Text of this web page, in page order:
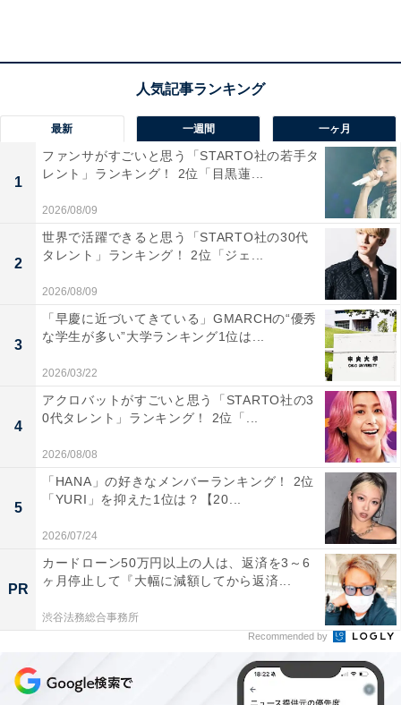
「展示されている400系新幹線を見てみたい」（20
代男性／佐賀県）
「雨でも関係ないし子供も楽しんで行けそうなの
で」（30代女性／埼玉県）
1位：トトロの森／63票
見事1位に輝いたのは、狭山丘陵に広がる豊かな自然ス
ポット「トトロの森」でした。梅雨の雨に濡れた木々や
最新 一週間 一ヶ月
1
ファンサがすごいと思う「STARTO社の若手タ
レント」ランキング！ 2位「目黒蓮...
2026/08/09
2
世界で活躍できると思う「STARTO社の30代
タレント」ランキング！ 2位「ジェ...
2026/08/09
3
「早慶に近づいてきている」GMARCHの“優秀
な学生が多い”大学ランキング1位は...
2026/03/22
4
アクロバットがすごいと思う「STARTO社の3
0代タレント」ランキング！ 2位「...
2026/08/08
5
「HANA」の好きなメンバーランキング！ 2位
「YURI」を抑えた1位は？【20...
2026/07/24
PR
カードローン50万円以上の人は、返済を3～6
ヶ月停止して『大幅に減額してから返済...
渋谷法務総合事務所
Recommended by